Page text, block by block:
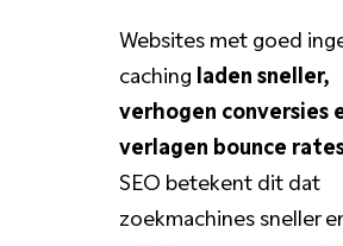
Websites met goed
caching laden sneller,
verhogen conversies
verlagen bounce
SEO betekent dit dat
zoekmachines sneller